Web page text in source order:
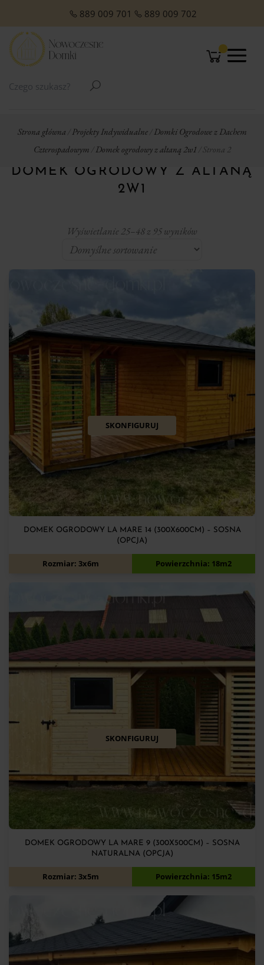
889 009 701 889 009 702
Strona główna Projekty Indywidualne/ Domki Ogrodowe z Dachem
Czterospadowym
Domek ogrodowy z altaną 2w1 / Strona 2
DOMEK OGRODOWY Z ALTANĄ
2W1
Wyświetlanie 25–48 z 95 wyników
SKONFIGURUJ
DOMEK OGRODOWY LA MARE 14 (300X600CM) – SOSNA
(OPCJA)
11 700zł
Rozmiar: 3x6m Powierzchnia: 18m2
SKONFIGURUJ
DOMEK OGRODOWY LA MARE 9 (300X500CM) – SOSNA
NATURALNA (OPCJA)
10 500zł
Rozmiar: 3x5m Powierzchnia: 15m2